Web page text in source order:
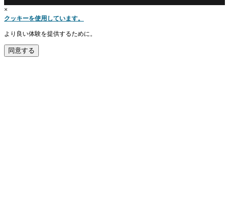
×
クッキーを使用しています。
より良い体験を提供するために。
同意する